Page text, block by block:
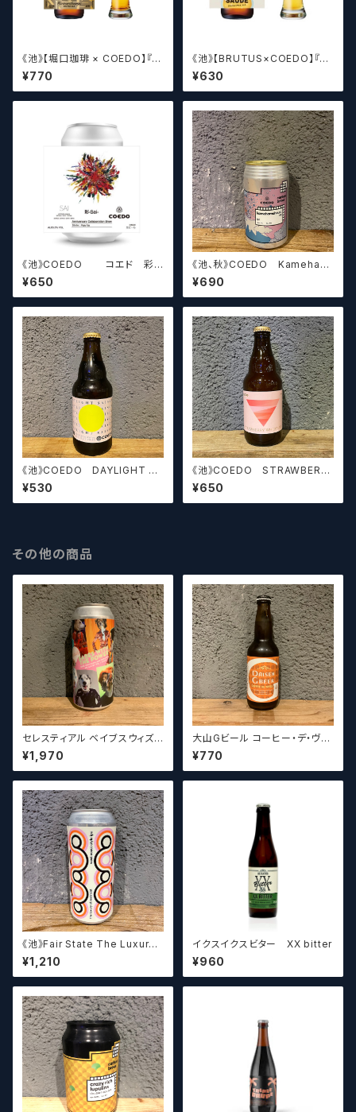
《池》【堀口珈琲 × COEDO】『金
香 -Kinironikaoru-』【クラフト
ビールシザーズ】
¥770
《池》【BRUTUS×COEDO】『SA
ÚDE（サウージ）』【クラフトビー
ルシザーズ】
¥630
《池》COEDO コエド 彩-
SAI-【クラフトビールシザーズ】
¥650
《池、秋》COEDO Kameham
eha.cc V2 コエド カメハメ
ハ.cc バージョン 2【クラフトビ
ールシザーズ】
¥690
《池》COEDO DAYLIGHT SA
ISON コエド デイライト セ
ゾン【クラフトビールシザーズ】
¥530
《池》COEDO STRAWBERR
Y WHEAT ALE コエド スト
ロベリーウィートエール 2022
【クラフトビールシザーズ】
¥650
その他の商品
セレスティアル ベイブスウィズ
ザパワー / Celestial Beerwo
rks Babes With the Power
¥1,970
大山Gビール コーヒー・デ・ヴァ
イス【クラフトビール】
¥770
《池》Fair State The Luxury
of Restraint / フェアステイト
ザ ラグジュアリー オブ リストレ
イント【クラフトビールシザーズ】
¥1,210
イクスイクスビター XX bitter
¥960